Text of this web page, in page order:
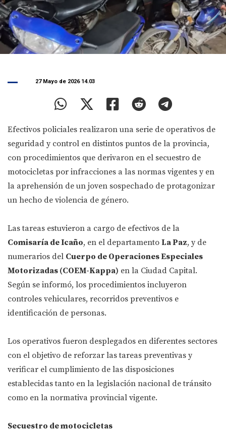
27 Mayo de 2026 14.03
Efectivos policiales realizaron una serie de operativos de
seguridad y control en distintos puntos de la provincia,
con procedimientos que derivaron en el secuestro de
motocicletas por infracciones a las normas vigentes y en
la aprehensión de un joven sospechado de protagonizar
un hecho de violencia de género.
Las tareas estuvieron a cargo de efectivos de la
Comisaría de Icaño, en el departamento La Paz, y de
numerarios del Cuerpo de Operaciones Especiales
Motorizadas (COEM-Kappa) en la Ciudad Capital.
Según se informó, los procedimientos incluyeron
controles vehiculares, recorridos preventivos e
identificación de personas.
Los operativos fueron desplegados en diferentes sectores
con el objetivo de reforzar las tareas preventivas y
verificar el cumplimiento de las disposiciones
establecidas tanto en la legislación nacional de tránsito
como en la normativa provincial vigente.
Secuestro de motocicletas